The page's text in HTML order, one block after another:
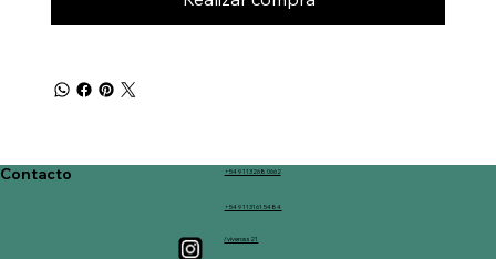
+54 9 113268 0662
+54 9 113161 5484
/viveross21
Contacto